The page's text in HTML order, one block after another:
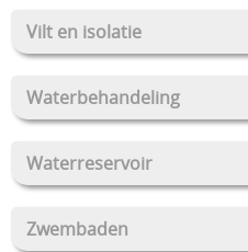
Vilt en isolatie
Waterbehandeling
Waterreservoir
Zwembaden